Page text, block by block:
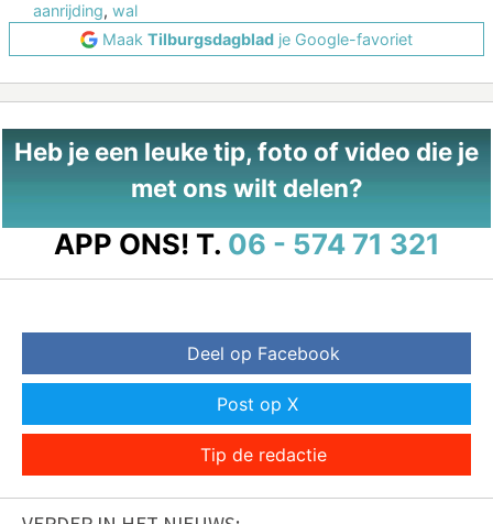
aanrijding, wal
Maak Tilburgsdagblad je Google-favoriet
Heb je een leuke tip, foto of video die je
met ons wilt delen?
APP ONS! T. 06 - 574 71 321
Deel op Facebook
Post op X
Tip de redactie